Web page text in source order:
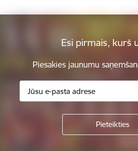
Esi pirmais, kurš
Piesakies jaunumu